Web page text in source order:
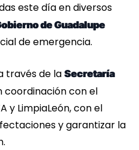
este día en diversos
de Guadalupe
de emergencia.
través de la Secretaría
coordinación con el
y LimpiaLeón, con el
y garantizar la